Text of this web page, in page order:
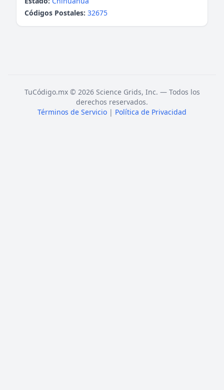
Códigos Postales: 32675
TuCódigo.mx © 2026 Science Grids, Inc. — Todos los
derechos reservados.
Términos de Servicio | Política de Privacidad